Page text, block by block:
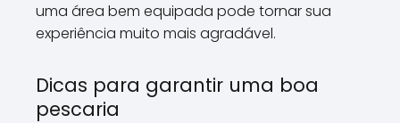
uma área bem equipada pode tornar sua
experiência muito mais agradável.
Dicas para garantir uma boa
pescaria